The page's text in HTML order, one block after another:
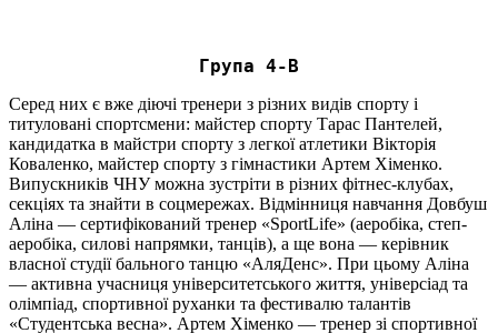
Група 4-В
Серед них є вже діючі тренери з різних видів спорту і
титуловані спортсмени: майстер спорту Тарас Пантелей,
кандидатка в майстри спорту з легкої атлетики Вікторія
Коваленко, майстер спорту з гімнастики Артем Хіменко.
Випускників ЧНУ можна зустріти в різних фітнес-клубах,
секціях та знайти в соцмережах. Відмінниця навчання Довбуш
Аліна — сертифікований тренер «SportLife» (аеробіка, степ-
аеробіка, силові напрямки, танців), а ще вона — керівник
власної студії бального танцю «АляДенс». При цьому Аліна
— активна учасниця університетського життя, універсіад та
олімпіад, спортивної руханки та фестивалю талантів
«Студентська весна». Артем Хіменко — тренер зі спортивної